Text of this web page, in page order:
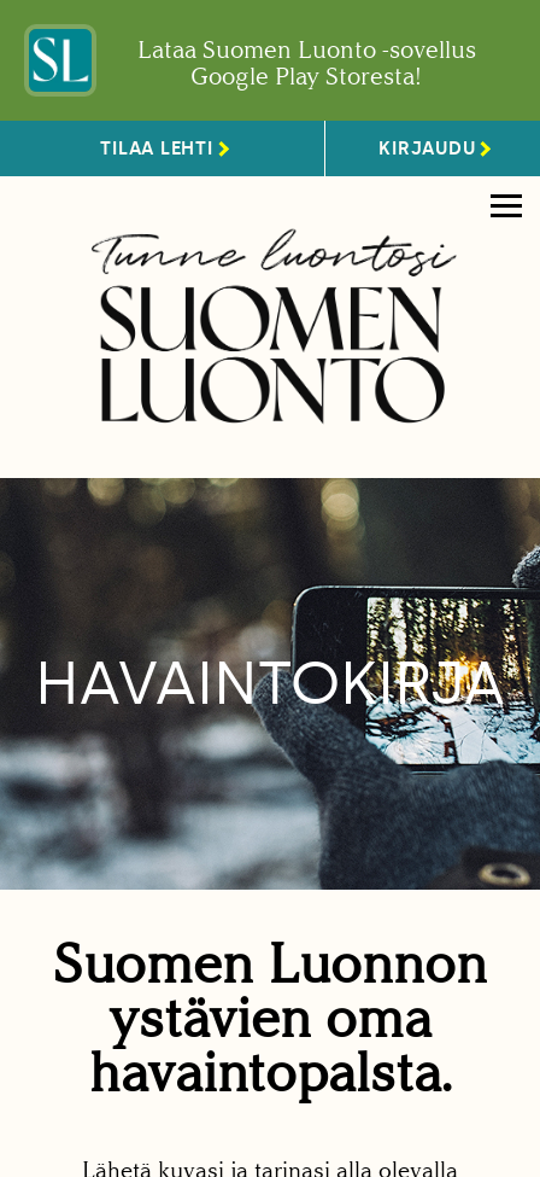
Lataa Suomen Luonto -sovellus
Google Play Storesta!
TILAA LEHTI KIRJAUDU
HAVAINTOKIRJA
Suomen Luonnon
ystävien oma
havaintopalsta.
Lähetä kuvasi ja tarinasi alla olevalla